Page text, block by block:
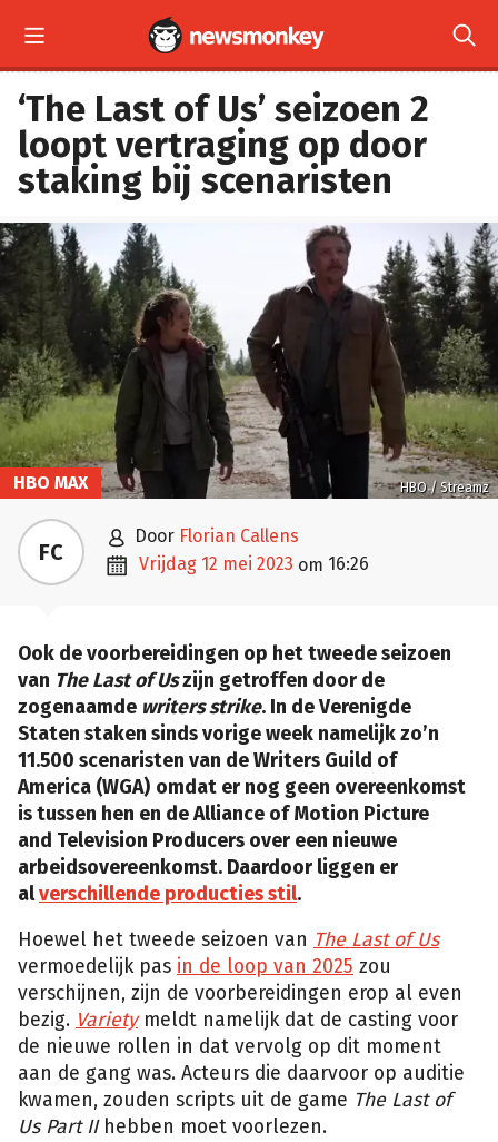
 
‘The Last of Us’ seizoen 2
loopt vertraging op door
staking bij scenaristen
HBO / Streamz
HBO MAX
FC  door Florian Callens
 vrijdag 12 mei 2023 om 16:26
Ook de voorbereidingen op het tweede seizoen
van The Last of Uszijn getroffen door de
zogenaamde writers strike. In de Verenigde
Staten staken sinds vorige week namelijk zo’n
11.500 scenaristen van de Writers Guild of
America (WGA) omdat er nog geen overeenkomst
is tussen hen en de Alliance of Motion Picture
and Television Producers over een nieuwe
arbeidsovereenkomst. Daardoor liggen er
alverschillende producties stil.
Hoewel het tweede seizoen van The Last of Us
vermoedelijk pas in de loop van 2025 zou
verschijnen, zijn de voorbereidingen erop al even
bezig. Varietymeldt namelijk dat de casting voor
de nieuwe rollen in dat vervolg op dit moment
aan de gang was. Acteurs die daarvoor op auditie
kwamen, zouden scripts uit de game The Last of
Us Part IIhebben moet voorlezen.